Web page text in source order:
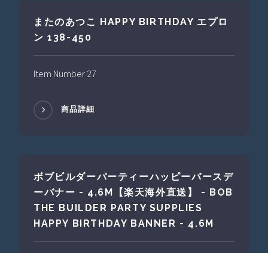
またのあつこ HAPPY BIRTHDAY エプロ
ン 138-450
Item Number 27
商品詳細
ボブビルダーパーティーハッピーバースデ
ーバナー - 4.6M【楽天海外直送】 - BOB
THE BUILDER PARTY SUPPLIES
HAPPY BIRTHDAY BANNER - 4.6M